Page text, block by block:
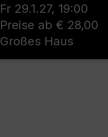
Fr 29.1.27, 19:00
Preise ab € 28,00
Großes Haus